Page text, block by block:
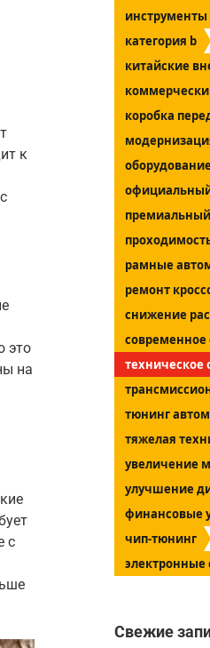
к
это
на
с
инструменты
категория b
китайские
коробка
оборудование
рамные
ремонт
снижение
техническое
тюнинг
тяжелая
увеличение
улучшение
финансовые
чип-тюнинг
электронные
Свежие